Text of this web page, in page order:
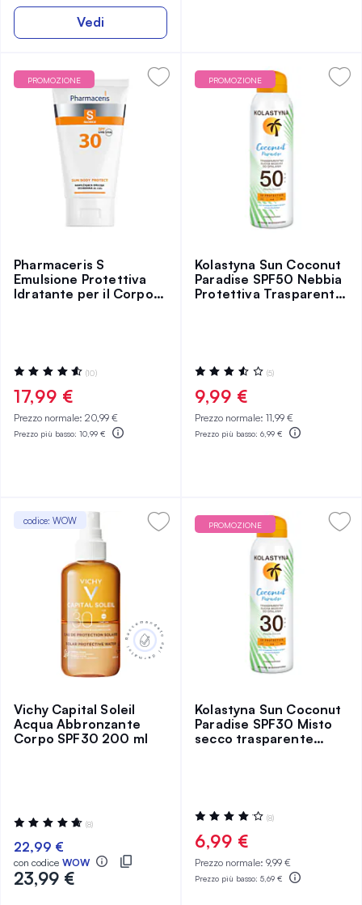
Vedi
PROMOZIONE
Pharmaceris S
Emulsione Protettiva
Idratante per il Corpo
Valutazione:
93%
(10)
17,99 €
Prezzo normale: 20,99 €
Prezzo più basso: 10,99 €
PROMOZIONE
Kolastyna Sun Coconut
Paradise SPF50 Nebbia
Protettiva Trasparente
Valutazione:
72%
(5)
9,99 €
Prezzo normale: 11,99 €
Prezzo più basso: 6,99 €
codice: WOW
Vichy Capital Soleil
Acqua Abbronzante
Corpo SPF30 200 ml
Valutazione:
95%
(8)
22,99 €
con codice WOW
23,99 €
PROMOZIONE
Kolastyna Sun Coconut
Paradise SPF30 Misto
secco trasparente
Valutazione:
85%
(8)
6,99 €
Prezzo normale: 9,99 €
Prezzo più basso: 5,69 €